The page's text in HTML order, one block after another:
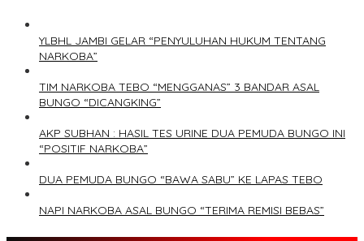
YLBHL JAMBI GELAR “PENYULUHAN HUKUM TENTANG
NARKOBA”
TIM NARKOBA TEBO “MENGGANAS” 3 BANDAR ASAL
BUNGO “DICANGKING”
AKP SUBHAN : HASIL TES URINE DUA PEMUDA BUNGO INI
“POSITIF NARKOBA”
DUA PEMUDA BUNGO “BAWA SABU” KE LAPAS TEBO
NAPI NARKOBA ASAL BUNGO “TERIMA REMISI BEBAS”